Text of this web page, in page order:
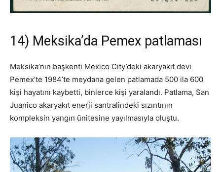
14) Meksika’da Pemex patlaması
Meksika’nın başkenti Mexico City’deki akaryakıt devi
Pemex’te 1984’te meydana gelen patlamada 500 ila 600
kişi hayatını kaybetti, binlerce kişi yaralandı. Patlama, San
Juanico akaryakıt enerji santralindeki sızıntının
kompleksin yangın ünitesine yayılmasıyla oluştu.